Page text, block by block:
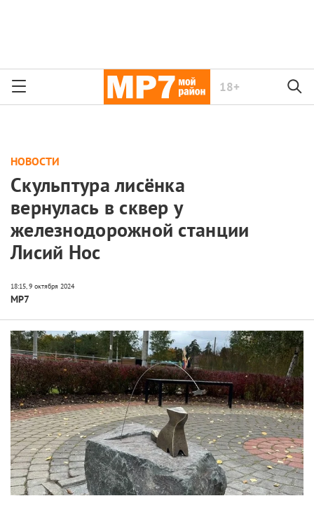
18+
НОВОСТИ
Скульптура лисёнка
вернулась в сквер у
железнодорожной станции
Лисий Нос
МР7